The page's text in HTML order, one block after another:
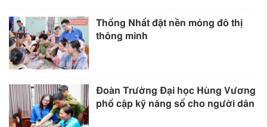
Thống Nhất đặt nền móng đô thị
thông minh
Đoàn Trường Đại học Hùng Vương
phổ cập kỹ năng số cho người dân